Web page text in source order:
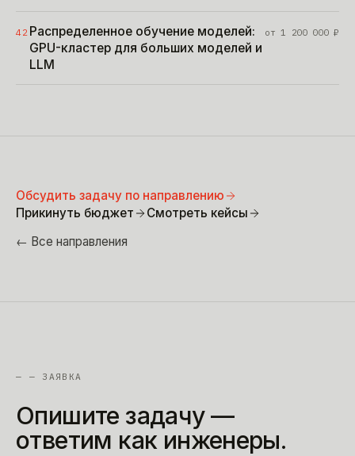
42 Распределенное обучение моделей:
GPU-кластер для больших моделей и
LLM
от 1 200 000₽
Обсудить задачу по направлению
Прикинуть бюджет
Смотреть кейсы
← Все направления
— — ЗАЯВКА
Опишите задачу —
ответим как инженеры.